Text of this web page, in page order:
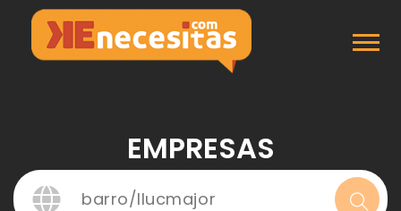
EMPRESAS